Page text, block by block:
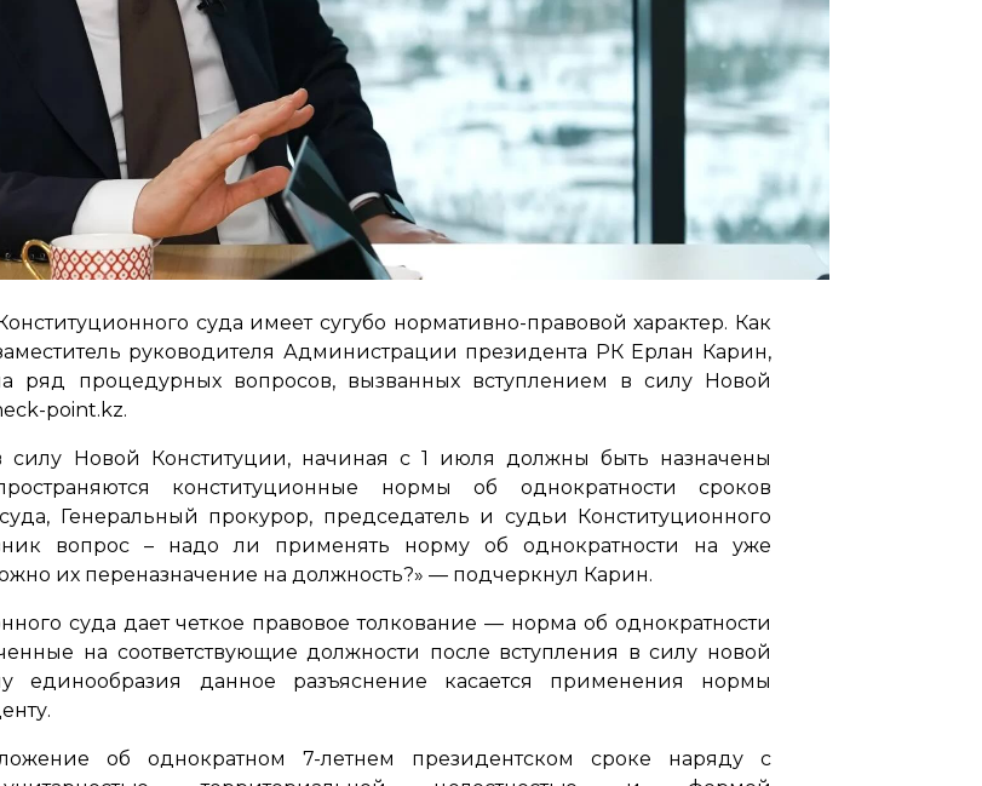
суда имеет сугубо нормативно-правовой характер. Как
руководителя Администрации президента РК Ерлан Карин,
ряд процедурных вопросов, вызванных вступлением в силу Новой
point.kz.
силу Новой Конституции, начиная с 1 июля должны быть назначены
конституционные нормы об однократности сроков
Генеральный прокурор, председатель и судьи Конституционного
вопрос – надо ли применять норму об однократности на уже
их переназначение на должность?» — подчеркнул Карин.
суда дает четкое правовое толкование — норма об однократности
на соответствующие должности после вступления в силу новой
единообразия данное разъяснение касается применения нормы
об однократном 7-летнем президентском сроке наряду с